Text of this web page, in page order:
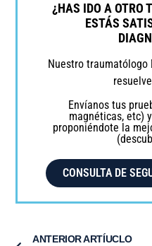
¿HAS IDO A OTRO
ESTÁS
Nuestro traumatólogo
Envíanos tus
magnéticas, etc)
proponiéndote la
CONSULTA DE
ANTERIOR ARTÍUCLO